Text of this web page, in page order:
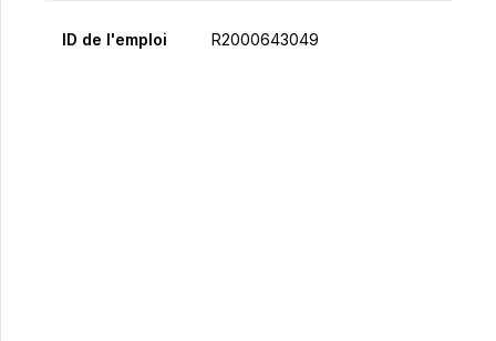
ID de l'emploi R2000643049